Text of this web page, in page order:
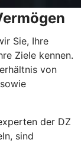
Sie, Ihre
Ziele kennen.
von
der DZ
sind